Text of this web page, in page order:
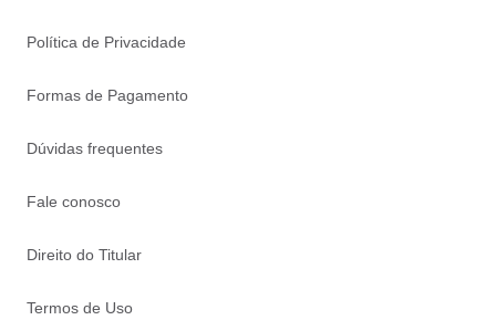
Política de Privacidade
Formas de Pagamento
Dúvidas frequentes
Fale conosco
Direito do Titular
Termos de Uso